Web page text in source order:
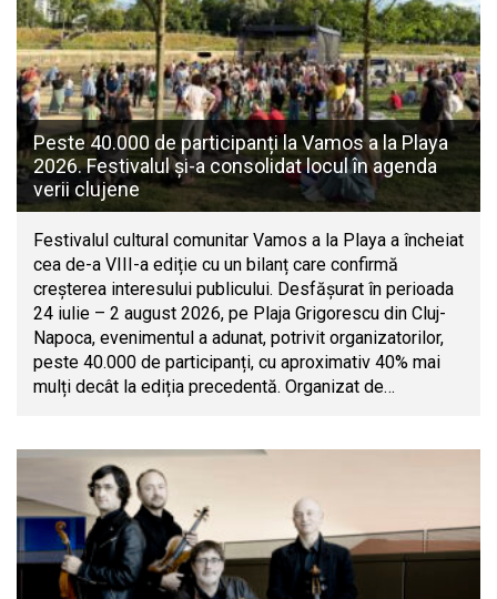
Peste 40.000 de participanți la Vamos a la Playa
2026. Festivalul și-a consolidat locul în agenda
verii clujene
Festivalul cultural comunitar Vamos a la Playa a încheiat
cea de-a VIII-a ediție cu un bilanț care confirmă
creșterea interesului publicului. Desfășurat în perioada
24 iulie – 2 august 2026, pe Plaja Grigorescu din Cluj-
Napoca, evenimentul a adunat, potrivit organizatorilor,
peste 40.000 de participanți, cu aproximativ 40% mai
mulți decât la ediția precedentă. Organizat de…